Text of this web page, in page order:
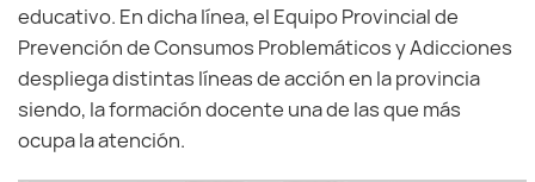
educativo. En dicha línea, el Equipo Provincial de
Prevención de Consumos Problemáticos y Adicciones
despliega distintas líneas de acción en la provincia
siendo, la formación docente una de las que más
ocupa la atención.